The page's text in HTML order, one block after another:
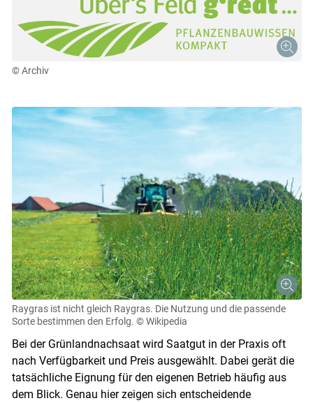
© Archiv
Raygras ist nicht gleich Raygras. Die Nutzung und die passende
Sorte bestimmen den Erfolg. © Wikipedia
Bei der Grünlandnachsaat wird Saatgut in der Praxis oft
nach Verfügbarkeit und Preis ausgewählt. Dabei gerät die
tatsächliche Eignung für den eigenen Betrieb häufig aus
dem Blick. Genau hier zeigen sich entscheidende